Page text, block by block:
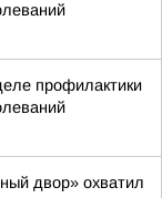
профилактики
двор» охватил